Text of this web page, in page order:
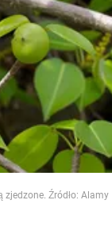
zjedzone. Źródło: Alamy